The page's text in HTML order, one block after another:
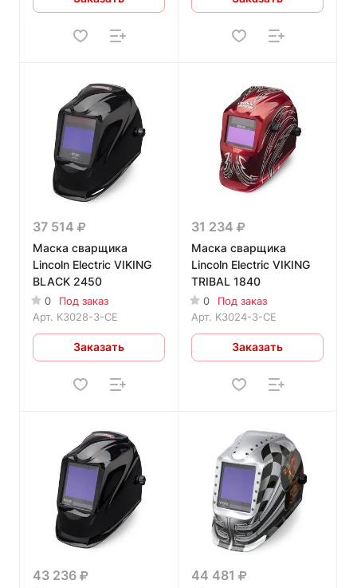
37 514
Маска сварщика
Lincoln Electric VIKING
BLACK 2450
0
Под заказ
Арт. K3028-3-CE
Заказать
31 234
Маска сварщика
Lincoln Electric VIKING
TRIBAL 1840
0
Под заказ
Арт. K3024-3-CE
Заказать
43 236 44 481